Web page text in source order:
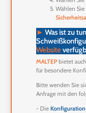
Wählen
► Was ist zu
Website
MALTEP bietet
für besondere
Bitte wenden Sie
Anfrage mit den
- Die Konfiguration